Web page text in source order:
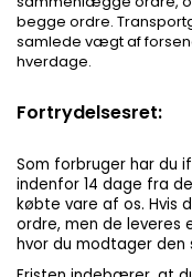
begge ordre.
samlede vægt af
hverdage.
Fortrydelsesret:
Som forbruger har du
indenfor 14 dage fra
købte vare af os. Hvis
ordre, men de leveres
hvor du modtager den